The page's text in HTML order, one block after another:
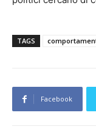
TAGS
Facebook